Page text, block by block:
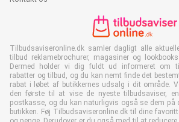
Tilbudsaviseronline.dk samler dagligt alle
tilbud reklamebrochurer, magasiner og
Dermed holder vi dig fuldt ud informeret om
rabatter og tilbud, og du kan nemt finde det
rabat i løbet af butikkernes udsalg i dit område.
den første til at vise de nyeste tilbudsaviser,
postkasse, og du kan naturligvis også se dem på
butikken. Føj Tilbudsaviseronline.dk til dine